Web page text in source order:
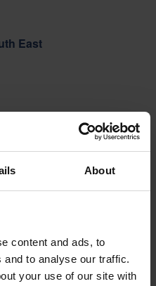
About
content and ads, to
to analyse our traffic.
your use of our site with
East